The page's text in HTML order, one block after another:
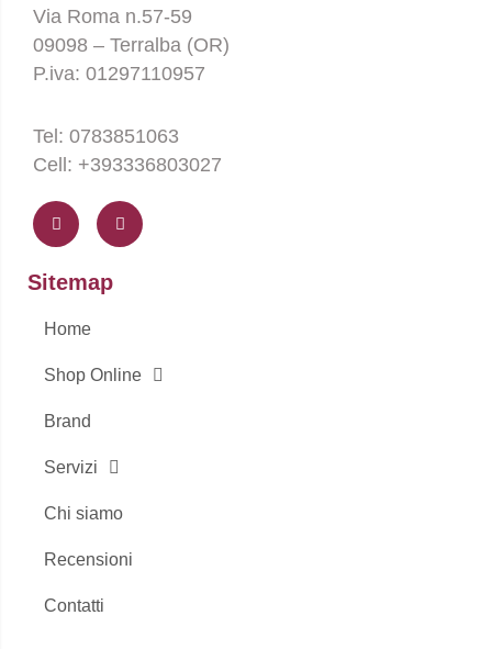
Via Roma n.57-59
09098 – Terralba (OR)
P.iva: 01297110957
Tel: 0783851063
Cell: +393336803027
a
c
e
b
o
-
f
n
s
t
a
Sitemap
Home
Shop Online
Brand
Servizi
Chi siamo
Recensioni
Contatti